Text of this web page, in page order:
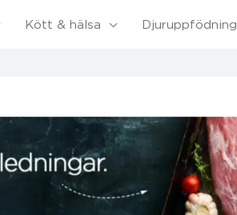
Kött & hälsa Djuruppfödning